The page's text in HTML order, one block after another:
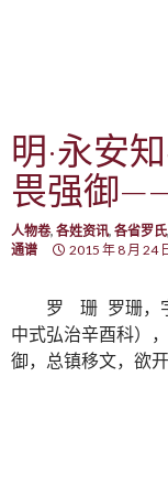
明·永安
畏强御
人物卷, 各姓资讯, 各省罗氏,
通谱
2015 年 8 月 24
罗 珊 罗珊，
中式弘治辛酉科）
御，总镇移文，欲